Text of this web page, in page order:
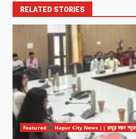
RELATED STORIES
Featured Hapur City News || हापुड़ शहर न्यूज़